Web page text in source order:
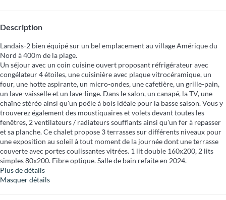
Description
Landais-2 bien équipé sur un bel emplacement au village Amérique du
Nord à 400m de la plage.
Un séjour avec un coin cuisine ouvert proposant réfrigérateur avec
congélateur 4 étoiles, une cuisinière avec plaque vitrocéramique, un
four, une hotte aspirante, un micro-ondes, une cafetière, un grille-pain,
un lave-vaisselle et un lave-linge. Dans le salon, un canapé, la TV, une
chaîne stéréo ainsi qu'un poêle à bois idéale pour la basse saison. Vous y
trouverez également des moustiquaires et volets devant toutes les
fenêtres, 2 ventilateurs / radiateurs soufflants ainsi qu'un fer à repasser
et sa planche. Ce chalet propose 3 terrasses sur différents niveaux pour
une exposition au soleil à tout moment de la journée dont une terrasse
couverte avec portes coulissantes vitrées. 1 lit double 160x200, 2 lits
simples 80x200. Fibre optique. Salle de bain refaite en 2024.
Plus de détails
Masquer détails